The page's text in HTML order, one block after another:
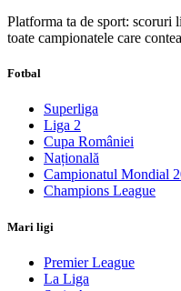
Platforma ta de sport: scoruri
toate campionatele care
Fotbal
Superliga
Liga 2
Cupa României
Națională
Campionatul Mondial
Champions League
Mari ligi
Premier League
La Liga